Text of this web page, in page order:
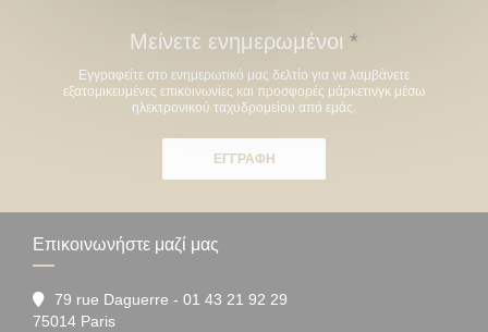
Μείνετε ενημερωμένοι *
Εγγραφείτε στο ενημερωτικό μας δελτίο για να λαμβάνετε
εξατομικευμένες επικοινωνίες και προσφορές μάρκετινγκ μέσω
ηλεκτρονικού ταχυδρομείου από εμάς.
ΕΓΓΡΑΦΉ
Επικοινωνήστε μαζί μας
79 rue Daguerre - 01 43 21 92 29
75014 Paris((ανοίγει σε νέο παράθυρο))